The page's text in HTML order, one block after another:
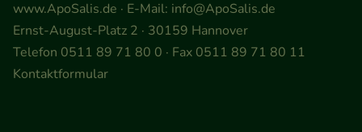
www.ApoSalis.de · E-Mail: info@ApoSalis.de
Ernst-August-Platz 2 · 30159 Hannover
Telefon 0511 89 71 80 0 · Fax 0511 89 71 80 11
Kontaktformular